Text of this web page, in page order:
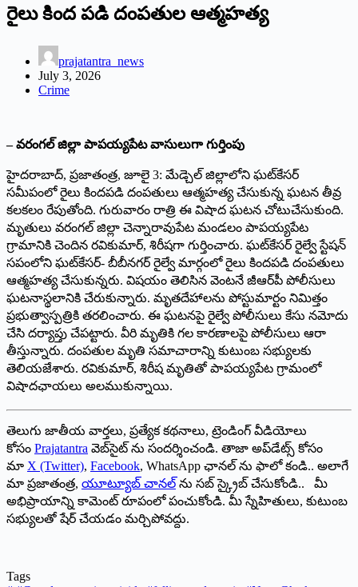
రైలు కింద పడి దంపతుల ఆత్మహత్య
prajatantra_news
July 3, 2026
Crime
– వరంగల్‌ ‌జిల్లా పాపయ్యపేట వాసులుగా గుర్తింపు
హైదరాబాద్‌,‌ ప్రజాతంత్ర, జూలై 3: మేడ్చెల్‌ ‌జిల్లాలోని ఘట్‌కేసర్‌
‌సమీపంలో రైలు కిందపడి దంపతులు ఆత్మ‌హ‌త్య చేసుకున్న‌ ఘటన తీవ్ర
కలకలం రేపుతోంది. గురువారం రాత్రి ఈ విషాద ఘటన చోటుచేసుకుంది.
మృతులు వరంగల్‌ ‌జిల్లా చెన్నారావుపేట మండలం పాపయ్యపేట
గ్రామానికి చెందిన రవికుమార్‌, ‌శిరీషగా గుర్తించారు. ఘట్‌కేసర్‌ ‌రైల్వే స్టేషన్‌
‌సపంలోని ఘట్‌కేసర్‌- ‌బీబీనగర్‌ ‌రైల్వే మార్గంలో రైలు కిందపడి దంపతులు
ఆత్మ‌హ‌త్య చేసుకున్న‌రు. విషయం తెలిసిన వెంటనే జీఆర్‌పీ పోలీసులు
ఘటనాస్థలానికి చేరుకున్నారు. మృతదేహాలను పోస్టుమార్టం నిమిత్తం
ప్రభుత్వాస్పత్రికి తరలించారు. ఈ ఘటనపై రైల్వే పోలీసులు కేసు నమోదు
చేసి దర్యాప్తు చేపట్టారు. వీరి మృతికి గల కారణాలపై పోలీసులు ఆరా
తీస్తున్నారు. దంపతుల మృతి సమాచారాన్ని కుటుంబ సభ్యులకు
తెలియజేశారు. రవికుమార్‌, ‌శిరీష మృతితో పాపయ్యపేట గ్రామంలో
విషాదఛాయలు అలముకున్నాయి.
తెలుగు జాతీయ వార్తలు, ప్రత్యేక కథనాలు, ట్రెండింగ్ వీడియోలు
కోసం Prajatantra వెబ్‌సైట్ ను సందర్శించండి. తాజా అప్‌డేట్స్ కోసం
మా X (Twitter), Facebook, WhatsApp ఛానల్ ను ఫాలో కండి.. అలాగే
మా ప్రజాతంత్ర, యూట్యూబ్ చానల్ ను సబ్ స్క్రైబ్ చేసుకోండి.. మీ
అభిప్రాయాన్ని కామెంట్ రూపంలో పంచుకోండి. మీ స్నేహితులు, కుటుంబ
సభ్యులతో షేర్ చేయడం మర్చిపోవద్దు.
Tags